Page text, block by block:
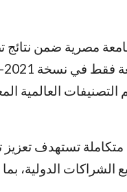
العالمية
متكاملة تستهدف تعزيز
الشراكات الدولية،